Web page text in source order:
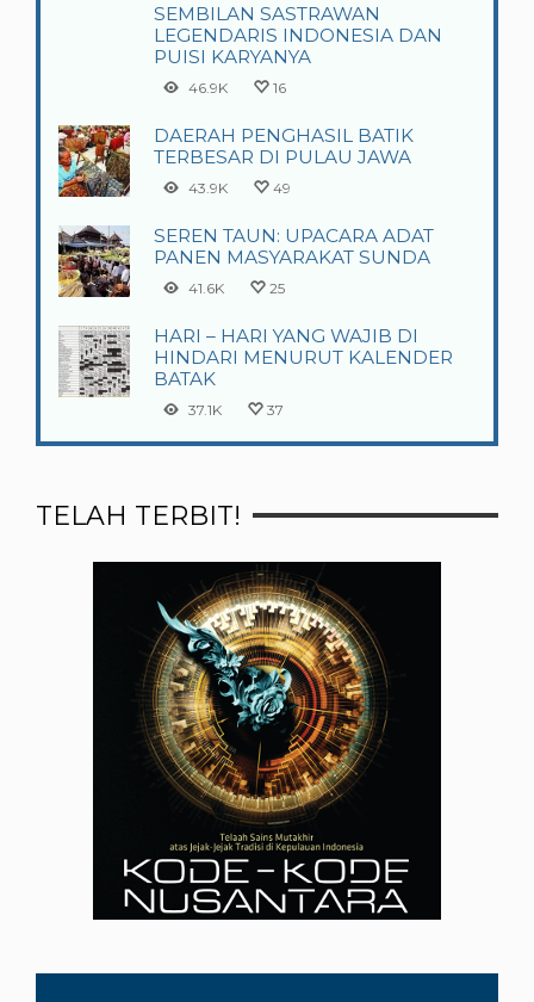
SEMBILAN SASTRAWAN
LEGENDARIS INDONESIA DAN
PUISI KARYANYA
46.9K 16
DAERAH PENGHASIL BATIK
TERBESAR DI PULAU JAWA
43.9K 49
SEREN TAUN: UPACARA ADAT
PANEN MASYARAKAT SUNDA
41.6K 25
HARI – HARI YANG WAJIB DI
HINDARI MENURUT KALENDER
BATAK
37.1K 37
TELAH TERBIT!